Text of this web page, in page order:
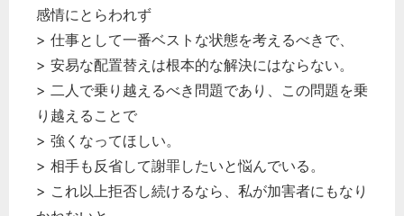
感情にとらわれず
> 仕事として一番ベストな状態を考えるべきで、
> 安易な配置替えは根本的な解決にはならない。
> 二人で乗り越えるべき問題であり、この問題を乗
り越えることで
> 強くなってほしい。
> 相手も反省して謝罪したいと悩んでいる。
> これ以上拒否し続けるなら、私が加害者にもなり